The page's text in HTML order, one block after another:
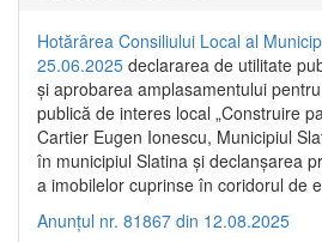
Hotărârea Consiliului Local al
25.06.2025 declararea de utilitate
și aprobarea amplasamentului
publică de interes local „Construire
Cartier Eugen Ionescu, Municipiul
în municipiul Slatina și declanșarea
a imobilelor cuprinse în coridorul de
Anunțul nr. 81867 din 12.08.2025